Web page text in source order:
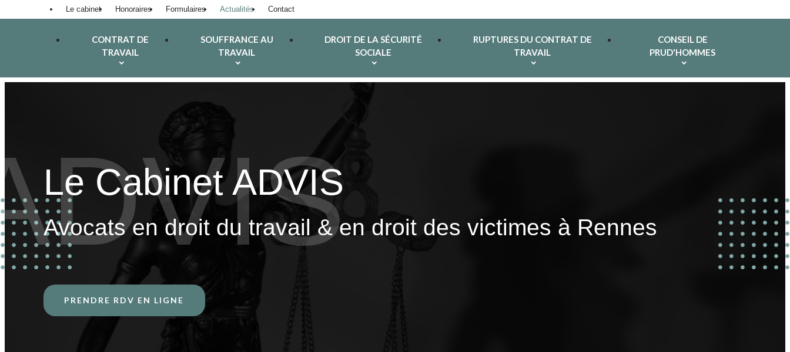
Le cabinet Honoraires Formulaires Actualités Contact
CONTRAT DE
TRAVAIL
SOUFFRANCE AU
TRAVAIL
DROIT DE LA SÉCURITÉ
SOCIALE
RUPTURES DU CONTRAT DE
TRAVAIL
CONSEIL DE
PRUD'HOMMES
Le Cabinet ADVIS
Avocats en droit du travail & en droit des victimes à Rennes
PRENDRE RDV EN LIGNE
Panneau de gestion des cookies